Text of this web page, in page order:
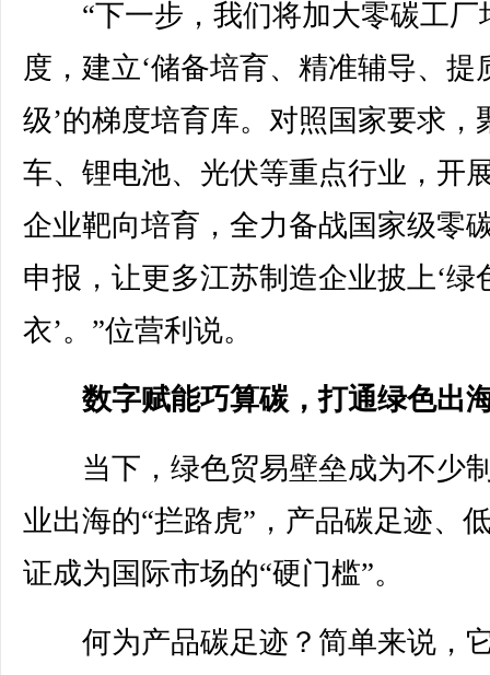
“下一步，我们将加大零碳工厂
度，建立‘储备培育、精准辅导、提
级’的梯度培育库。对照国家要求，
车、锂电池、光伏等重点行业，开
企业靶向培育，全力备战国家级零
申报，让更多江苏制造企业披上‘绿
衣’。”位营利说。
数字赋能巧算碳，打通绿色出
当下，绿色贸易壁垒成为不少
业出海的“拦路虎”，产品碳足迹、
证成为国际市场的“硬门槛”。
何为产品碳足迹？简单来说，